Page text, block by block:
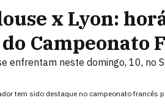
x Lyon:
Campeonato
enfrentam neste domingo, 10, no
tem sido destaque no campeonato francês